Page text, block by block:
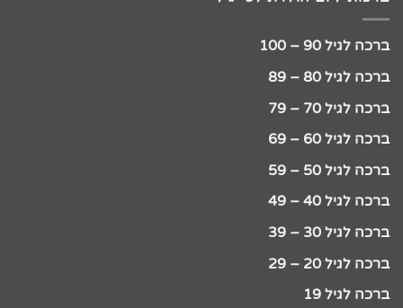
ברכה לגיל 90 – 100
ברכה לגיל 80 – 89
ברכה לגיל 70 – 79
ברכה לגיל 60 – 69
ברכה לגיל 50 – 59
ברכה לגיל 40 – 49
ברכה לגיל 30 – 39
ברכה לגיל 20 – 29
ברכה לגיל 19